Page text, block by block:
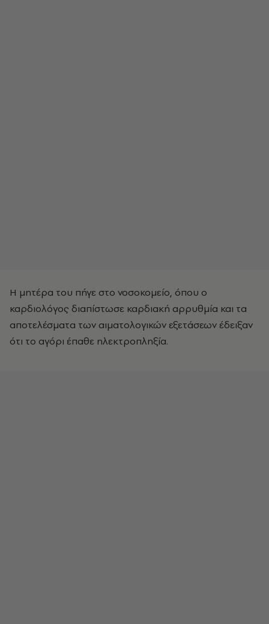
Η μητέρα του πήγε στο νοσοκομείο, όπου ο
καρδιολόγος διαπίστωσε καρδιακή αρρυθμία και τα
αποτελέσματα των αιματολογικών εξετάσεων έδειξαν
ότι το αγόρι έπαθε ηλεκτροπληξία.